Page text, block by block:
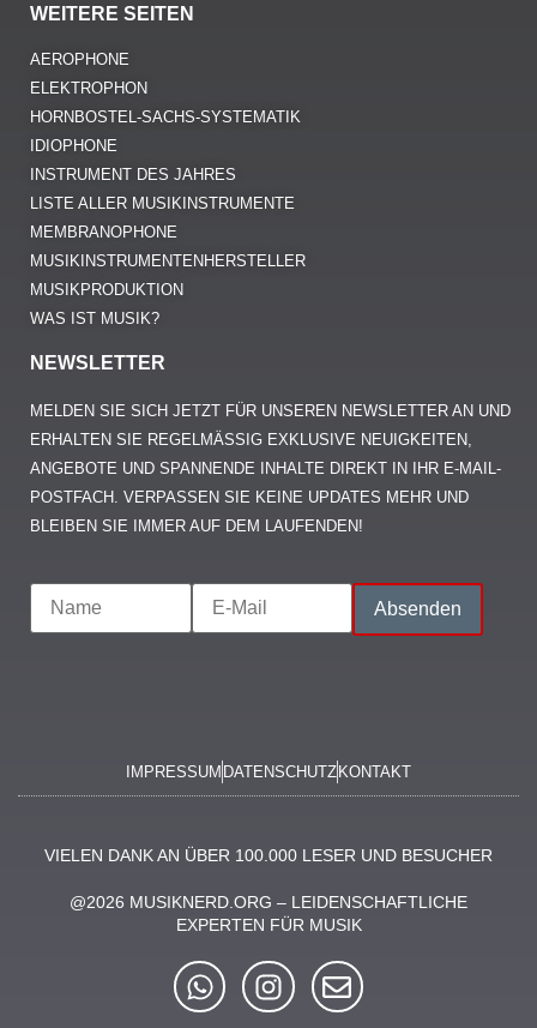
WEITERE SEITEN
AEROPHONE
ELEKTROPHON
HORNBOSTEL-SACHS-SYSTEMATIK
IDIOPHONE
INSTRUMENT DES JAHRES
LISTE ALLER MUSIKINSTRUMENTE
MEMBRANOPHONE
MUSIKINSTRUMENTENHERSTELLER
MUSIKPRODUKTION
WAS IST MUSIK?
NEWSLETTER
MELDEN SIE SICH JETZT FÜR UNSEREN NEWSLETTER AN UND
ERHALTEN SIE REGELMÄSSIG EXKLUSIVE NEUIGKEITEN, A
NGEBOTE UND SPANNENDE INHALTE DIREKT IN IHR E-MAIL-P
OSTFACH. VERPASSEN SIE KEINE UPDATES MEHR UND B
LEIBEN SIE IMMER AUF DEM LAUFENDEN!
IMPRESSUM DATENSCHUTZ KONTAKT
VIELEN DANK AN ÜBER 100.000 LESER UND BESUCHER
@2026 MUSIKNERD.ORG – LEIDENSCHAFTLICHE
EXPERTEN FÜR MUSIK